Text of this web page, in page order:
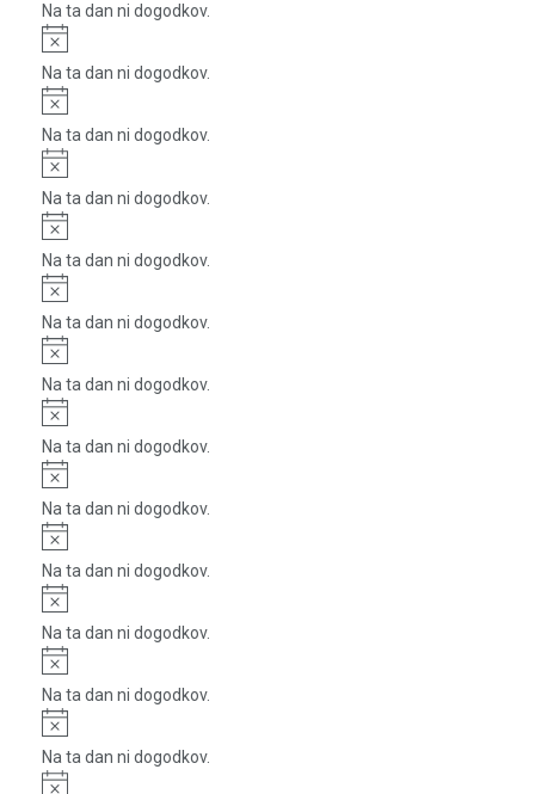
Na ta dan ni dogodkov.
Notice
Na ta dan ni dogodkov.
Notice
Na ta dan ni dogodkov.
Notice
Na ta dan ni dogodkov.
Notice
Na ta dan ni dogodkov.
Notice
Na ta dan ni dogodkov.
Notice
Na ta dan ni dogodkov.
Notice
Na ta dan ni dogodkov.
Notice
Na ta dan ni dogodkov.
Notice
Na ta dan ni dogodkov.
Notice
Na ta dan ni dogodkov.
Notice
Na ta dan ni dogodkov.
Notice
Na ta dan ni dogodkov.
Notice